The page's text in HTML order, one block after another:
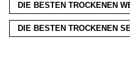
DIE BESTEN TROCKENEN
DIE BESTEN TROCKENEN